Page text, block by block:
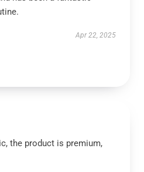
Apr 22, 2025
the product is premium,